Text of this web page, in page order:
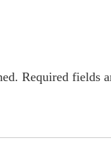
Required fields